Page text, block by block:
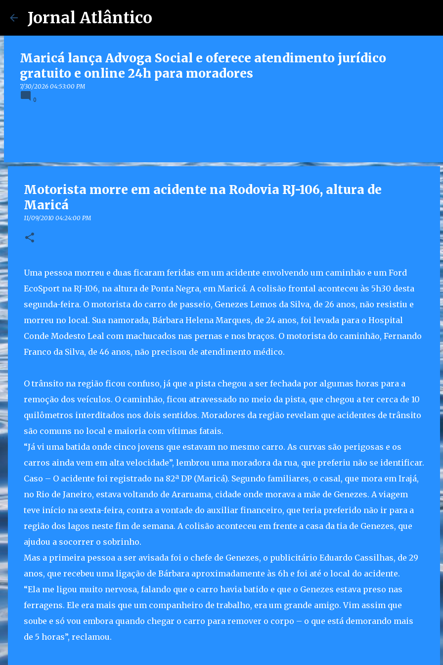
Jornal Atlântico
Maricá lança Advoga Social e oferece atendimento jurídico
gratuito e online 24h para moradores
7/30/2026 04:53:00 PM
0
Motorista morre em acidente na Rodovia RJ-106, altura de
Maricá
11/09/2010 04:24:00 PM
Uma pessoa morreu e duas ficaram feridas em um acidente envolvendo um caminhão e um Ford
EcoSport na RJ-106, na altura de Ponta Negra, em Maricá. A colisão frontal aconteceu às 5h30 desta
segunda-feira. O motorista do carro de passeio, Genezes Lemos da Silva, de 26 anos, não resistiu e
morreu no local. Sua namorada, Bárbara Helena Marques, de 24 anos, foi levada para o Hospital
Conde Modesto Leal com machucados nas pernas e nos braços. O motorista do caminhão, Fernando
Franco da Silva, de 46 anos, não precisou de atendimento médico.
O trânsito na região ficou confuso, já que a pista chegou a ser fechada por algumas horas para a
remoção dos veículos. O caminhão, ficou atravessado no meio da pista, que chegou a ter cerca de 10
quilômetros interditados nos dois sentidos. Moradores da região revelam que acidentes de trânsito
são comuns no local e maioria com vítimas fatais.
“Já vi uma batida onde cinco jovens que estavam no mesmo carro. As curvas são perigosas e os
carros ainda vem em alta velocidade”, lembrou uma moradora da rua, que preferiu não se identificar.
Caso – O acidente foi registrado na 82ª DP (Maricá). Segundo familiares, o casal, que mora em Irajá,
no Rio de Janeiro, estava voltando de Araruama, cidade onde morava a mãe de Genezes. A viagem
teve início na sexta-feira, contra a vontade do auxiliar financeiro, que teria preferido não ir para a
região dos lagos neste fim de semana. A colisão aconteceu em frente a casa da tia de Genezes, que
ajudou a socorrer o sobrinho.
Mas a primeira pessoa a ser avisada foi o chefe de Genezes, o publicitário Eduardo Cassilhas, de 29
anos, que recebeu uma ligação de Bárbara aproximadamente às 6h e foi até o local do acidente.
“Ela me ligou muito nervosa, falando que o carro havia batido e que o Genezes estava preso nas
ferragens. Ele era mais que um companheiro de trabalho, era um grande amigo. Vim assim que
soube e só vou embora quando chegar o carro para remover o corpo – o que está demorando mais
de 5 horas”, reclamou.